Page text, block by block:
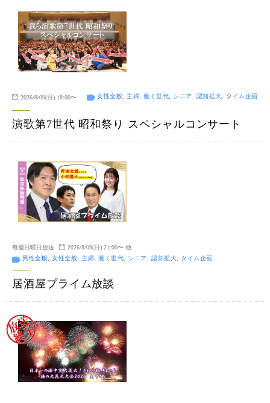
2026/8/09(日) 18:00〜 女性全般, 主婦, 働く世代, シニア, 認知拡大, タイム企画
演歌第7世代 昭和祭り スペシャルコンサート
毎週日曜日放送
2026/8/09(日) 21:00〜 他
男性全般, 女性全般, 主婦, 働く世代, シニア, 認知拡大, タイム企画
居酒屋プライム放談